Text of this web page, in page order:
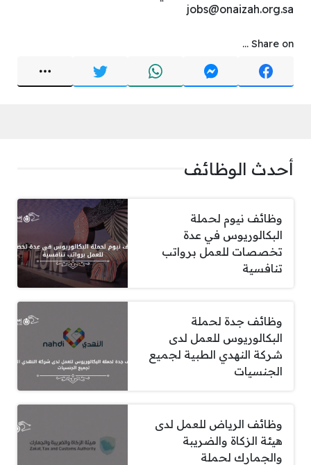
jobs@onaizah.org.sa
Share on ...
أحدث الوظائف
وظائف نيوم لحملة
البكالوريوس في عدة
تخصصات للعمل برواتب
تنافسية
وظائف جدة لحملة
البكالوريوس للعمل لدى
شركة النهدي الطبية لجميع
الجنسيات
وظائف الرياض للعمل لدى
هيئة الزكاة والضريبة
والجمارك لحملة